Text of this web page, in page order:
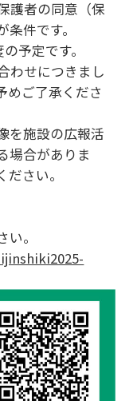
護者の同意（保
件です。
予定です。
わせにつきまし
めご了承くださ
を施設の広報活
場合がありま
さい。
。